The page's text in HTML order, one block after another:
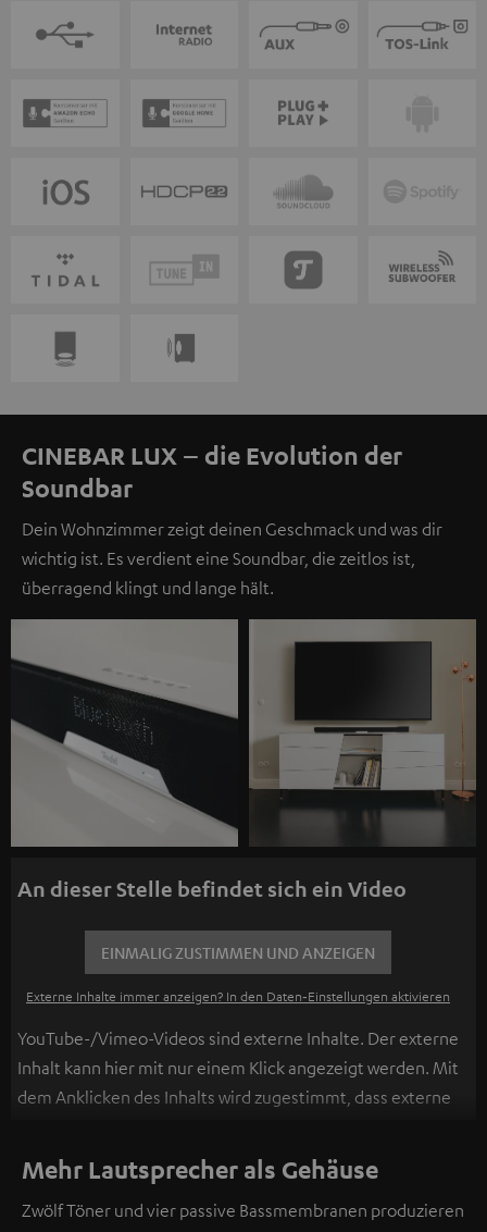
CINEBAR LUX – die Evolution der
Soundbar
Dein Wohnzimmer zeigt deinen Geschmack und was dir
wichtig ist. Es verdient eine Soundbar, die zeitlos ist,
überragend klingt und lange hält.
An dieser Stelle befindet sich ein Video
EINMALIG ZUSTIMMEN UND ANZEIGEN
Externe Inhalte immer anzeigen? In den Daten‑Einstellungen aktivieren
YouTube-/Vimeo-Videos sind externe Inhalte. Der externe
Inhalt kann hier mit nur einem Klick angezeigt werden. Mit
dem Anklicken des Inhalts wird zugestimmt, dass externe
personenbezogene Daten an Drittplattformen
übermittelt werden. Weitere Informationen sind in der
Datenschutzerklärung unter I zu finden.
Mehr Lautsprecher als Gehäuse
Zwölf Töner und vier passive Bassmembranen produzieren